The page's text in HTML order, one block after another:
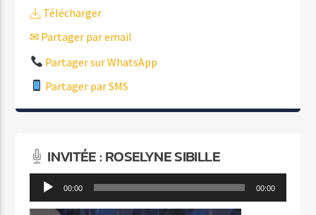
Télécharger
✉ Partager par email
Partager sur WhatsApp
Partager par SMS
INVITÉE : ROSELYNE SIBILLE
Lecteur 00:00 00:00